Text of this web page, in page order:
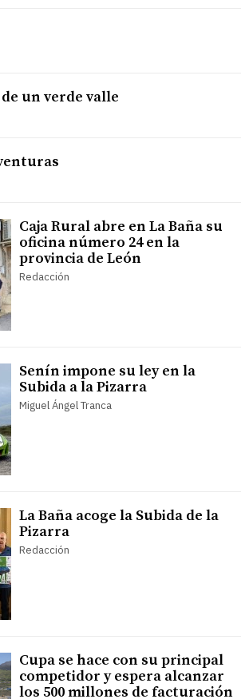
un verde valle
Caja Rural abre en La Baña su
oficina número 24 en la
provincia de León
Redacción
Senín impone su ley en la
Subida a la Pizarra
Miguel Ángel Tranca
La Baña acoge la Subida de la
Pizarra
Redacción
Cupa se hace con su principal
competidor y espera alcanzar
los 500 millones de facturación